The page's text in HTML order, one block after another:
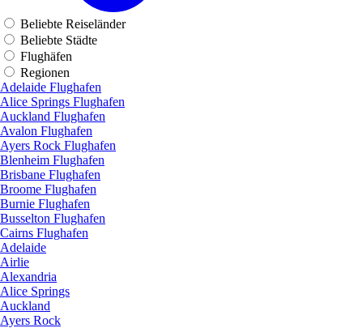
Beliebte Reiseländer
Beliebte Städte
Flughäfen
Regionen
Adelaide Flughafen
Alice Springs Flughafen
Auckland Flughafen
Avalon Flughafen
Ayers Rock Flughafen
Blenheim Flughafen
Brisbane Flughafen
Broome Flughafen
Burnie Flughafen
Busselton Flughafen
Cairns Flughafen
Adelaide
Airlie
Alexandria
Alice Springs
Auckland
Ayers Rock